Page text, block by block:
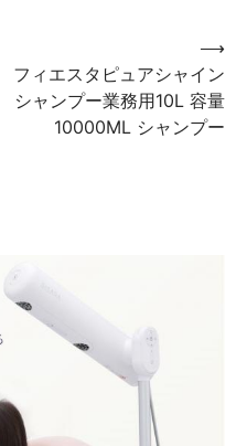
フィエスタピュアシャイン
シャンプー業務用10L 容量
10000ML シャンプー
⟶